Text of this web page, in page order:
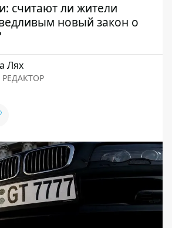
считают ли жители
новый закон о
Лях